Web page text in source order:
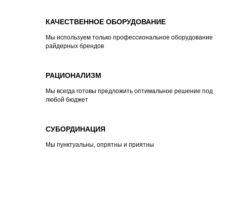
КАЧЕСТВЕННОЕ ОБОРУДОВАНИЕ
Мы используем только профессиональное оборудование
райдерных брендов
РАЦИОНАЛИЗМ
Мы всегда готовы предложить оптимальное решение под
любой бюджет
СУБОРДИНАЦИЯ
Мы пунктуальны, опрятны и приятны